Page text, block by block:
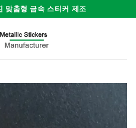
맞춤형 금속 스티커 제조